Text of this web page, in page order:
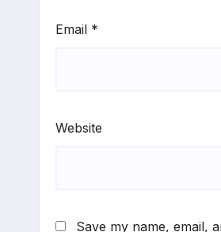
Email *
Website
Save my name, email,